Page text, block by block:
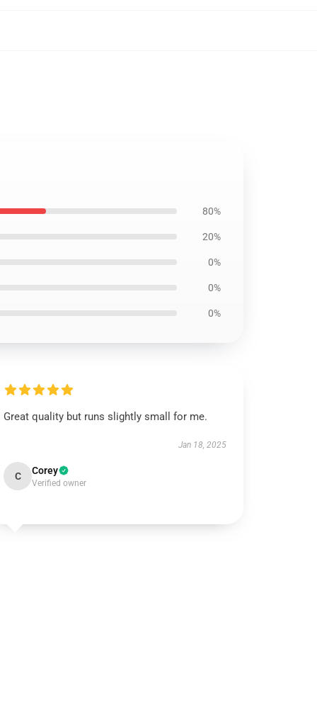
80%
20%
0%
0%
0%
Great quality but runs slightly small for me.
Jan 18, 2025
C Corey
Verified owner